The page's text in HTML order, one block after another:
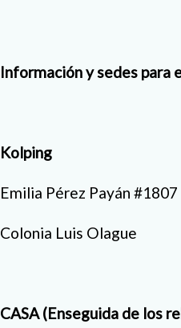
Información y sedes para
Kolping 656
Emilia Pérez Payán
Colonia Luis
CASA (Enseguida de los